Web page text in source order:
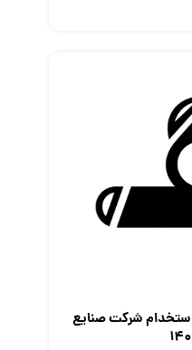
شرکت صنایع